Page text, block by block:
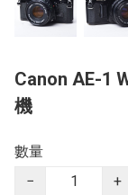
Canon AE-1
機
數量
−
+